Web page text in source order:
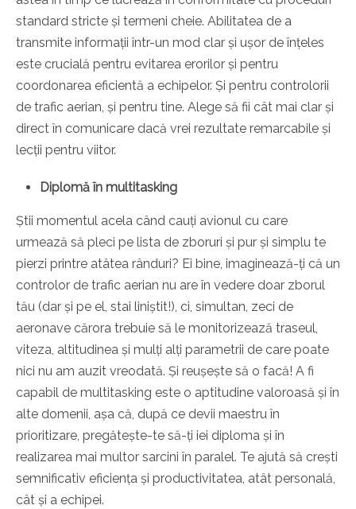
standard stricte și termeni cheie. Abilitatea de a
transmite informații într-un mod clar și ușor de înțeles
este crucială pentru evitarea erorilor și pentru
coordonarea eficientă a echipelor. Și pentru controlorii
de trafic aerian, și pentru tine. Alege să fii cât mai clar și
direct în comunicare dacă vrei rezultate remarcabile și
lecții pentru viitor.
Diplomă în multitasking
Știi momentul acela când cauți avionul cu care
urmează să pleci pe lista de zboruri și pur și simplu te
pierzi printre atâtea rânduri? Ei bine, imaginează-ți că un
controlor de trafic aerian nu are în vedere doar zborul
tău (dar și pe el, stai liniștit!), ci, simultan, zeci de
aeronave cărora trebuie să le monitorizează traseul,
viteza, altitudinea și mulți alți parametrii de care poate
nici nu am auzit vreodată. Și reușește să o facă! A fi
capabil de multitasking este o aptitudine valoroasă și în
alte domenii, așa că, după ce devii maestru în
prioritizare, pregătește-te să-ți iei diploma și în
realizarea mai multor sarcini în paralel. Te ajută să crești
semnificativ eficiența și productivitatea, atât personală,
cât și a echipei.